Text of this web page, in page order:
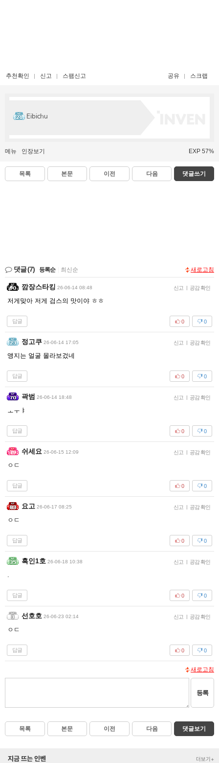
추천확인 신고 스팸신고 공유 스크랩
Eibichu
메뉴 인장보기 EXP 57%
목록 본문 이전 다음 댓글쓰기
댓글(7) 등록순 최신순 새로고침
깜장스타킹 26-06-14 08:48 신고 | 공감 확인
저게맞아 저게 검스의 맛이야 ㅎㅎ
답글 0
0
정고쿠 26-06-14 17:05 신고 | 공감 확인
앵지는 얼굴 몰라보겄네
답글 0
0
곽범 26-06-14 18:48 신고 | 공감 확인
ㅗㅜㅑ
답글 0
0
쉬세요 26-06-15 12:09 신고 | 공감 확인
ㅇㄷ
답글 0
0
요고 26-06-17 08:25 신고 | 공감 확인
ㅇㄷ
답글 0
0
흑인1호 26-06-18 10:38 신고 | 공감 확인
.
답글 0
0
선호호 26-06-23 02:14 신고 | 공감 확인
ㅇㄷ
답글 0
0
새로고침
등록
목록 본문 이전 다음 댓글보기
지금 뜨는 인벤 더보기+